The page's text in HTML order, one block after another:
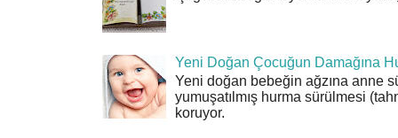
Yeni Doğan Çocuğun Damağına
Yeni doğan bebeğin ağzına anne
yumuşatılmış hurma sürülmesi
koruyor.